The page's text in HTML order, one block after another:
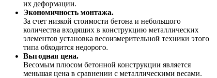
их деформации.
Экономичность монтажа.
За счет низкой стоимости бетона и небольшого
количества входящих в конструкцию металлических
элементов установка весоизмерительной техники этого
типа обходится недорого.
Выгодная цена.
Весомым плюсом бетонной конструкции является
меньшая цена в сравнении с металлическими весами.